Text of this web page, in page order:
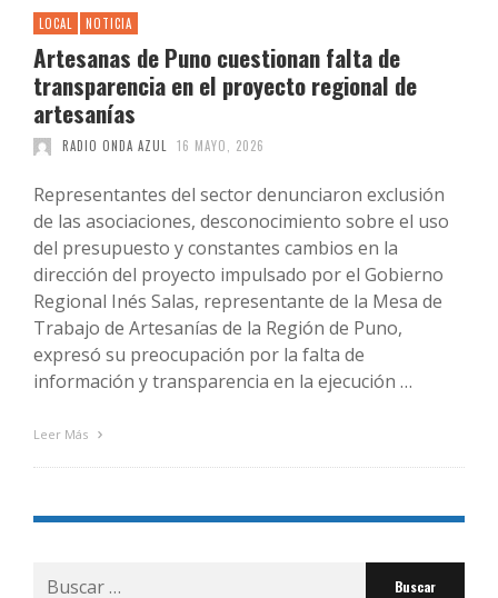
LOCAL NOTICIA
Artesanas de Puno cuestionan falta de
transparencia en el proyecto regional de
artesanías
RADIO ONDA AZUL 16 MAYO, 2026
Representantes del sector denunciaron exclusión
de las asociaciones, desconocimiento sobre el uso
del presupuesto y constantes cambios en la
dirección del proyecto impulsado por el Gobierno
Regional Inés Salas, representante de la Mesa de
Trabajo de Artesanías de la Región de Puno,
expresó su preocupación por la falta de
información y transparencia en la ejecución …
Leer Más
Buscar